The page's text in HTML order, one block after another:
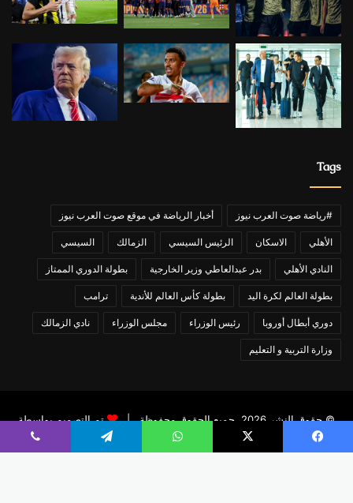
Tags
#رياضة صوت العرب نيوز أخبار الرياضة في موقع صوت العرب نيوز
الأهلي الاسكان الرئيس السيسي الزمالك السيسي
النادي الأهلي بدر عبدالعاطي وزير الخارجية بطولة الدوري الممتاز
بطولة العالم لكرة اليد بطولة كأس العالم للأندية ترامب
دوري أبطال أوروبا رئيس الوزراء مجلس الوزراء نادي الزمالك
وزارة التربية و التعليم
© حقوق النشر 2026، جميع الحقوق محفوظة |
تم التصميم بواسطة
تامر عاشور
فيسبوك X واتساب تيلقرام ڤايبر